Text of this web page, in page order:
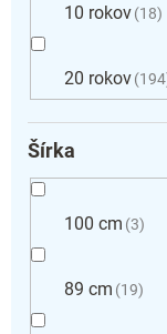
10 rokov 18
20 rokov 194
Šírka
100 cm 3
89 cm 19